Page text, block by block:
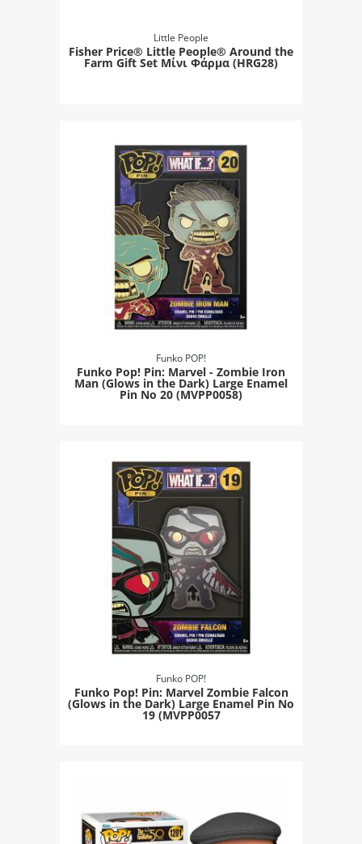
Little People
Fisher Price® Little People® Around the
Farm Gift Set Μίνι Φάρμα (HRG28)
Funko POP!
Funko Pop! Pin: Marvel - Zombie Iron
Man (Glows in the Dark) Large Enamel
Pin Νο 20 (MVPP0058)
Funko POP!
Funko Pop! Pin: Marvel Zombie Falcon
(Glows in the Dark) Large Enamel Pin Νο
19 (MVPP0057